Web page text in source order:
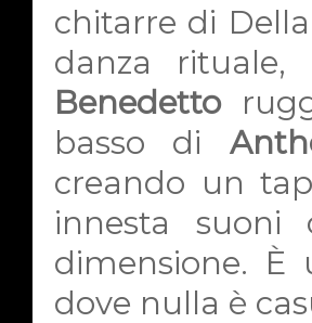
chitarre di
danza
Benedetto
basso di
creando un
innesta suoni
dimensione. È
dove nulla è